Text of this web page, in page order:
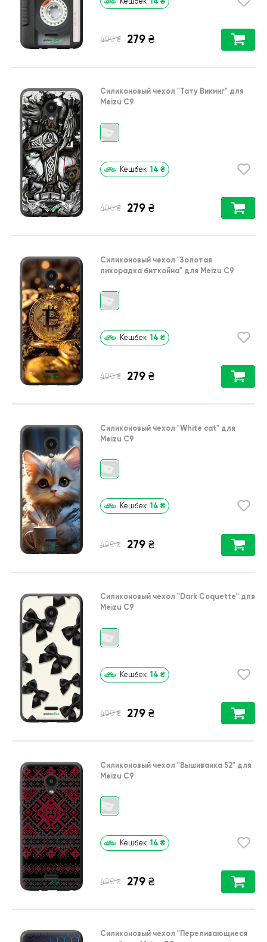
400 ₴ 279 ₴
Силиконовый чехол "Тату Викинг" для
Meizu C9
Кешбек 14 ₴
400 ₴ 279 ₴
Силиконовый чехол "Золотая
лихорадка биткойна" для Meizu C9
Кешбек 14 ₴
400 ₴ 279 ₴
Силиконовый чехол "White cat" для
Meizu C9
Кешбек 14 ₴
400 ₴ 279 ₴
Силиконовый чехол "Dark Coquette" для
Meizu C9
Кешбек 14 ₴
400 ₴ 279 ₴
Силиконовый чехол "Вышиванка 52" для
Meizu C9
Кешбек 14 ₴
400 ₴ 279 ₴
Силиконовый чехол "Переливающиеся